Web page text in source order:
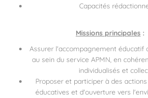
Capacités
Missions principales :
Assurer l'accompagnement éducatif
au sein du service APMN, en
individualisés et
Proposer et participer à des
éducatives et d'ouverture vers